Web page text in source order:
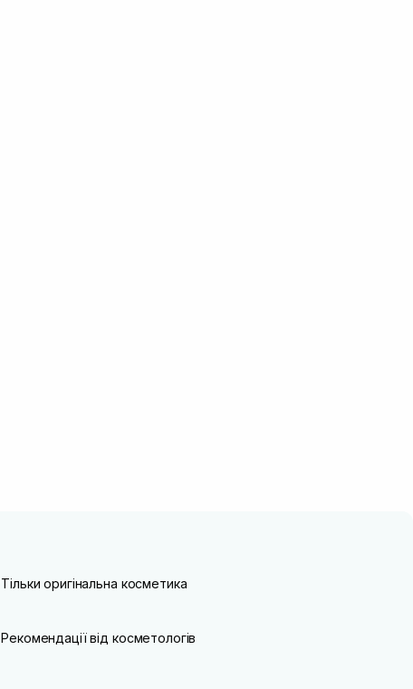
Тільки оригінальна косметика
Рекомендації від косметологів